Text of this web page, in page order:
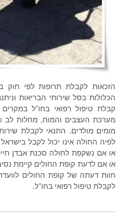
הזכאות לקבלת תרופות לפי חוק
הכלולות בסל שירותי הבריאות
קבלת טיפול רפואי בחו"ל
מערכת העצבים והמוח, מחלות לב
מומים מולדים. התנאי לקבלת
לפיה החולה אינו יכול לקבל
או אם נשקפת לחולה סכנת אבדן
או אם לדעת קופת החולים קיימת
חוות דעתה של קופת החולים
לקבלת טיפול רפואי בחו"ל.